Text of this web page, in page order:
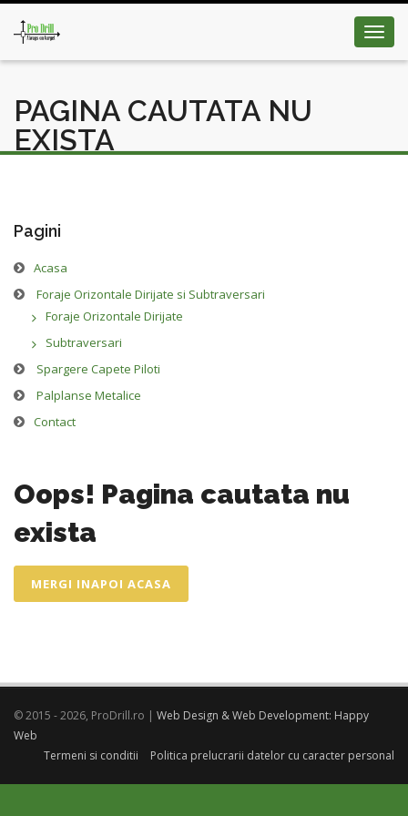
PAGINA CAUTATA NU
EXISTA
Pagini
Acasa
Foraje Orizontale Dirijate si Subtraversari
Foraje Orizontale Dirijate
Subtraversari
Spargere Capete Piloti
Palplanse Metalice
Contact
Oops! Pagina cautata nu
exista
MERGI INAPOI ACASA
© 2015 - 2026, ProDrill.ro | Web Design & Web Development: Happy
Web
Termeni si conditii
Politica prelucrarii datelor cu caracter personal